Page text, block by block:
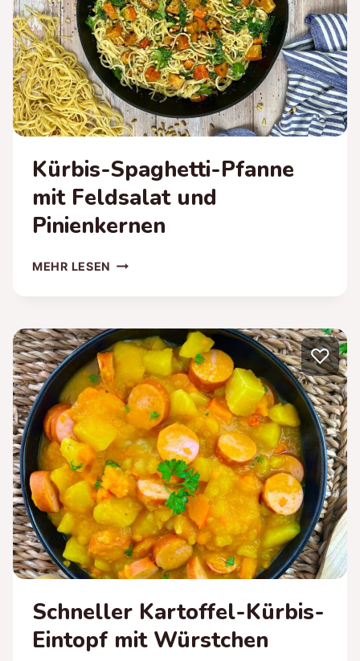
Kürbis-Spaghetti-Pfanne
mit Feldsalat und
Pinienkernen
MEHR LESEN KÜRBIS-
FELDSALAT
UND
PINIENKERNEN
♡
Schneller Kartoffel-Kürbis-
Eintopf mit Würstchen